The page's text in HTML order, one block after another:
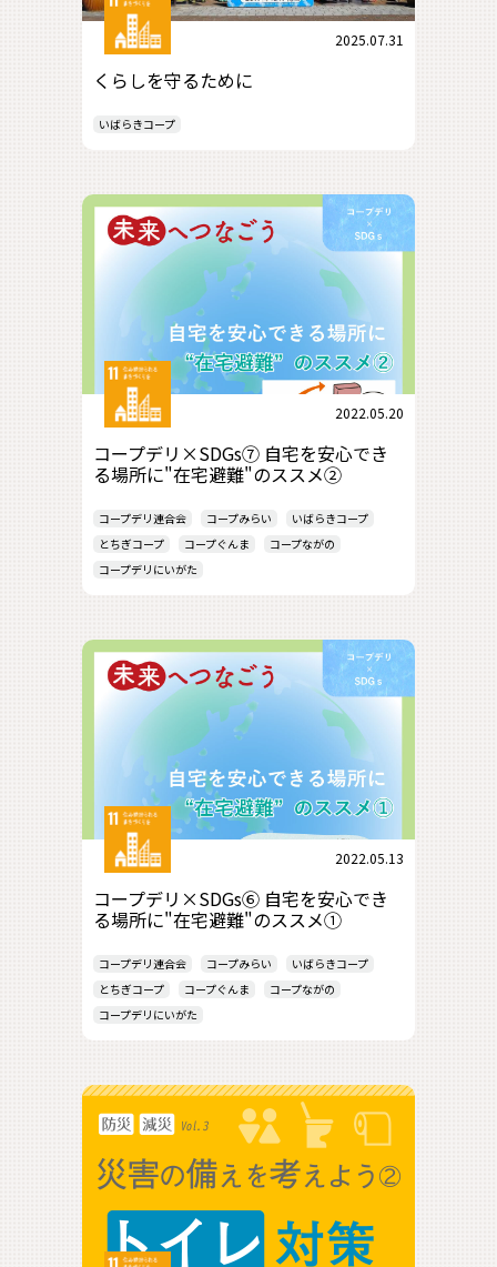
2025.07.31
くらしを守るために
いばらきコープ
2022.05.20
コープデリ×SDGs⑦ 自宅を安心でき
る場所に"在宅避難"のススメ②
コープデリ連合会 コープみらい
いばらきコープ
とちぎコープ
コープぐんま
コープながの
コープデリにいがた
2022.05.13
コープデリ×SDGs⑥ 自宅を安心でき
る場所に"在宅避難"のススメ①
コープデリ連合会 コープみらい
いばらきコープ
とちぎコープ
コープぐんま
コープながの
コープデリにいがた